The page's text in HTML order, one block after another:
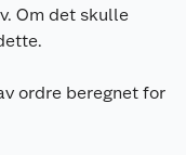
Om det skulle
ordre beregnet for